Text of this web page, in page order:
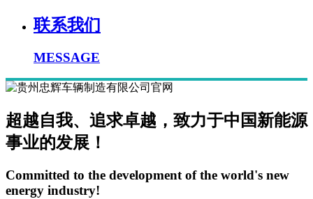
联系我们
MESSAGE
超越自我、追求卓越，致力于中国新能源
事业的发展！
Committed to the development of the world's new
energy industry!